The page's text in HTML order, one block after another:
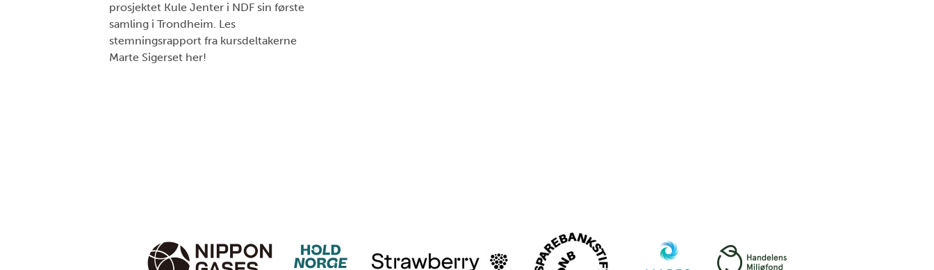
prosjektet Kule Jenter i NDF sin første
samling i Trondheim. Les
stemningsrapport fra kursdeltakerne
Marte Sigerset her!